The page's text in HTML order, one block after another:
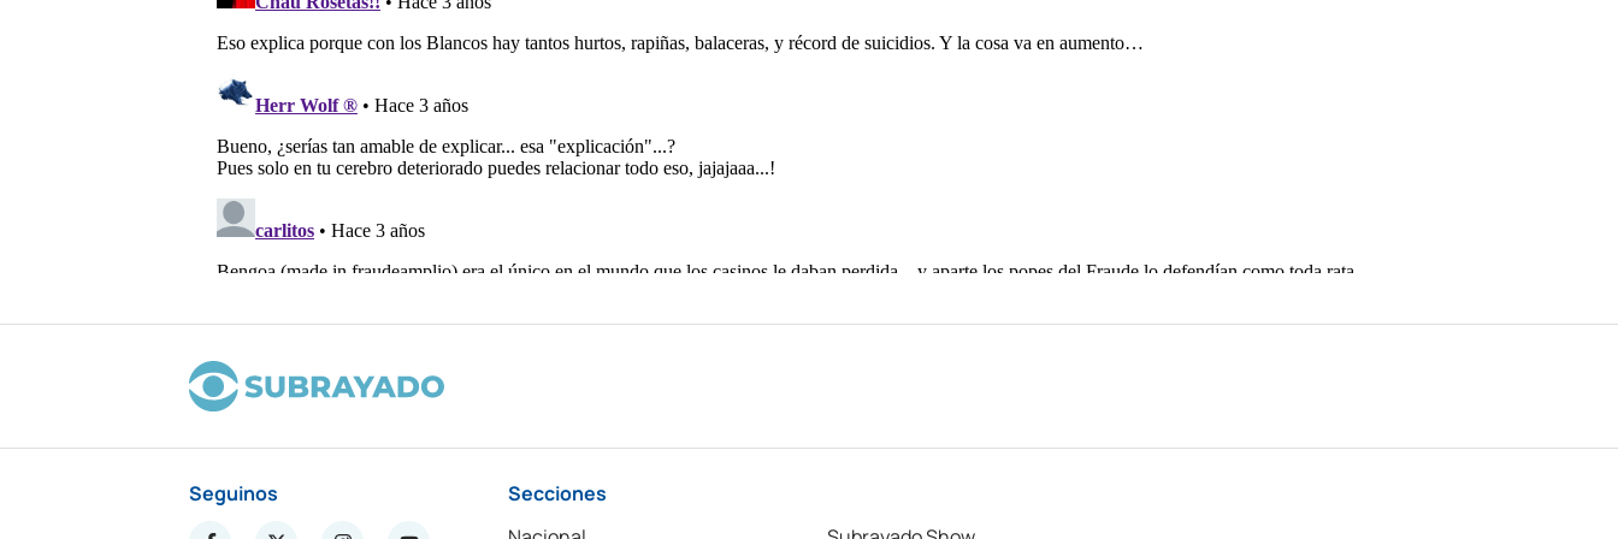
Seguinos
Secciones